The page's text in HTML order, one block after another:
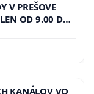
V PREŠOVE
LEN OD 9.00 DO
8.00 – 18.00
C-AREA NA
KANÁLOV VO